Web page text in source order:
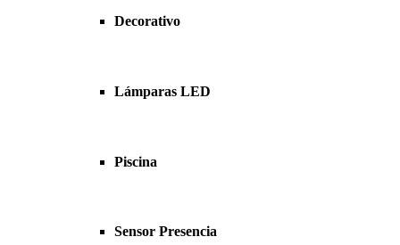
Decorativo
Lámparas LED
Piscina
Sensor Presencia